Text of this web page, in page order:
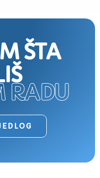
ŠTA
RADU